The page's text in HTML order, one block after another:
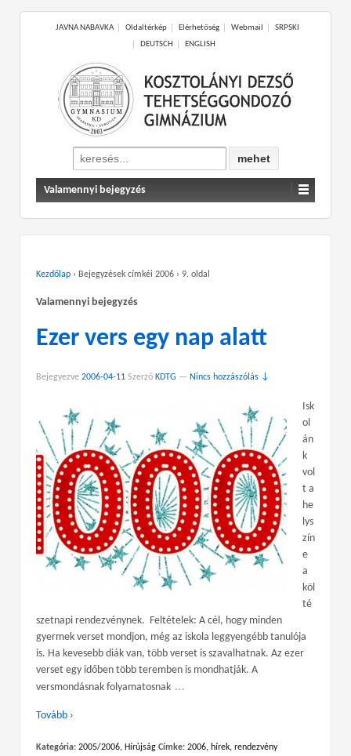
JAVNA NABAVKA Oldaltérkép Elérhetőség Webmail
SRPSKI
DEUTSCH
ENGLISH
Search
for:
Valamennyi bejegyzés
Kezdőlap › Bejegyzések címkéi 2006 › 9. oldal
Valamennyi bejegyzés
Ezer vers egy nap alatt
Bejegyezve 2006-04-11 Szerző KDTG — Nincs hozzászólás ↓
Isk
ol
án
k
vol
t a
he
lys
zín
e
a
köl
té
szetnapi rendezvénynek. Feltételek: A cél, hogy minden
gyermek verset mondjon, még az iskola leggyengébb tanulója
is. Ha kevesebb diák van, több verset is szavalhatnak. Az ezer
verset egy időben több teremben is mondhatják. A
versmondásnak folyamatosnak …
Tovább ›
Kategória: 2005/2006, Hírújság Címke: 2006, hírek, rendezvény